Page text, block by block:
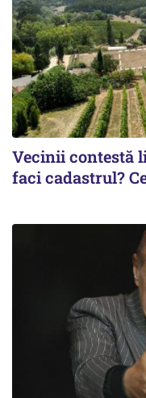
Vecinii contestă
faci cadastrul?